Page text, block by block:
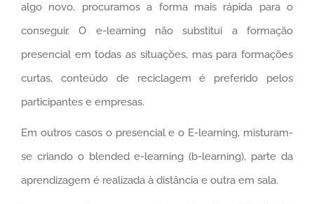
algo novo, procuramos a forma mais rápida para o
conseguir. O e-learning não substitui a formação
presencial em todas as situações, mas para formações
curtas, conteúdo de reciclagem é preferido pelos
participantes e empresas.
Em outros casos o presencial e o E-learning, misturam-
se criando o blended e-learning (b-learning), parte da
aprendizagem é realizada à distância e outra em sala.